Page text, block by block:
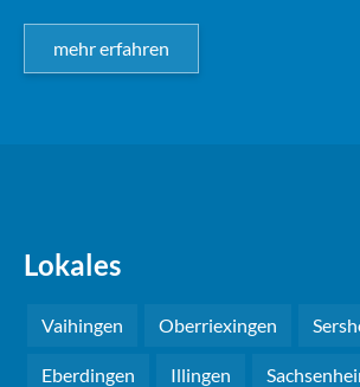
mehr erfahren
Lokales
Vaihingen Oberriexingen
Eberdingen Illingen